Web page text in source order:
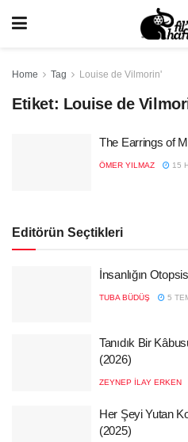
Home Tag Louise de Vilmorin'
Etiket: Louise de
The Earrings of
ÖMER YILMAZ 15
Editörün Seçtikleri
İnsanlığın
TUBA BÜDÜŞ 5
Tanıdık Bir
(2026)
ZEYNEP İLAY ERKEN
Her Şeyi Yutan
(2025)